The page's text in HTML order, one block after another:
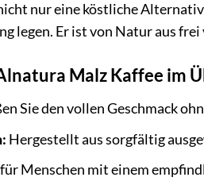
nur eine köstliche
legen. Er ist von Natur aus
Malz Kaffee im
Sie den vollen Geschmack
Hergestellt aus sorgfältig
Menschen mit einem